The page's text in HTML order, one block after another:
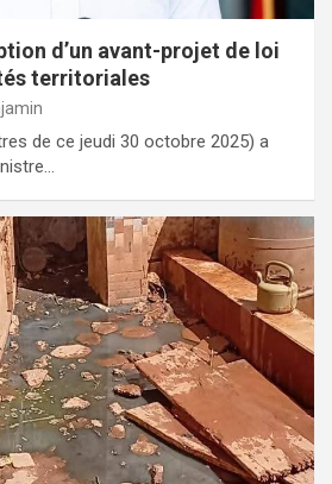
d’un avant-projet de loi
territoriales
de ce jeudi 30 octobre 2025) a